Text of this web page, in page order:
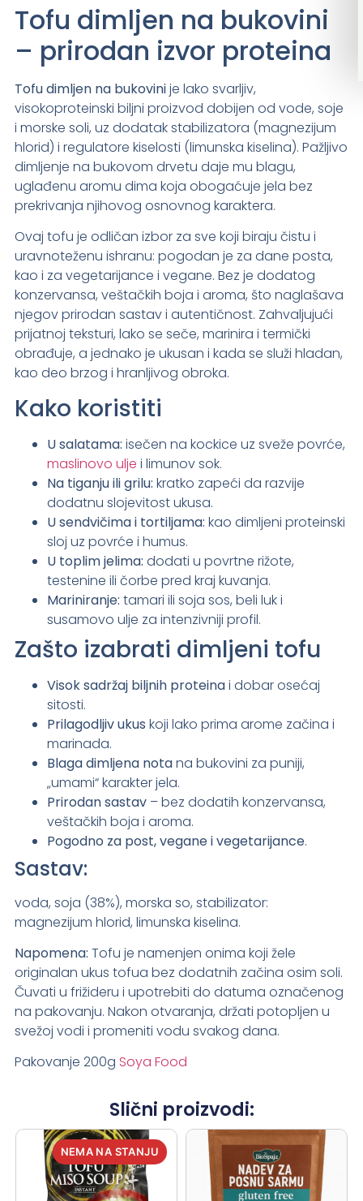
Tofu dimljen na bukovini
– prirodan izvor proteina
Tofu dimljen na bukovinije lako svarljiv,
visokoproteinski biljni proizvod dobijen od vode, soje
i morske soli, uz dodatak stabilizatora (magnezijum
hlorid) i regulatore kiselosti (limunska kiselina). Pažljivo
dimljenje na bukovom drvetu daje mu blagu,
uglađenu aromu dima koja obogaćuje jela bez
prekrivanja njihovog osnovnog karaktera.
Ovaj tofu je odličan izbor za sve koji biraju čistu i
uravnoteženu ishranu: pogodan je za dane posta,
kao i za vegetarijance i vegane. Bez je dodatog
konzervansa, veštačkih boja i aroma, što naglašava
njegov prirodan sastav i autentičnost. Zahvaljujući
prijatnoj teksturi, lako se seče, marinira i termički
obrađuje, a jednako je ukusan i kada se služi hladan,
kao deo brzog i hranljivog obroka.
Kako koristiti
U salatama: isečen na kockice uz sveže povrće,
maslinovo ulje i limunov sok.
Na tiganju ili grilu: kratko zapeći da razvije
dodatnu slojevitost ukusa.
U sendvičima i tortiljama: kao dimljeni proteinski
sloj uz povrće i humus.
U toplim jelima: dodati u povrtne rižote,
testenine ili čorbe pred kraj kuvanja.
Mariniranje: tamari ili soja sos, beli luk i
susamovo ulje za intenzivniji profil.
Zašto izabrati dimljeni tofu
Visok sadržaj biljnih proteinai dobar osećaj
sitosti.
Prilagodljiv ukus koji lako prima arome začina i
marinada.
Blaga dimljena notana bukovini za puniji,
„umami“ karakter jela.
Prirodan sastav– bez dodatih konzervansa,
veštačkih boja i aroma.
Pogodno za post, vegane i vegetarijance.
Sastav:
voda, soja (38%), morska so, stabilizator:
magnezijum hlorid, limunska kiselina.
Napomena: Tofu je namenjen onima koji žele
originalan ukus tofua bez dodatnih začina osim soli.
Čuvati u frižideru i upotrebiti do datuma označenog
na pakovanju. Nakon otvaranja, držati potopljen u
svežoj vodi i promeniti vodu svakog dana.
Pakovanje 200g Soya Food
Slični proizvodi: